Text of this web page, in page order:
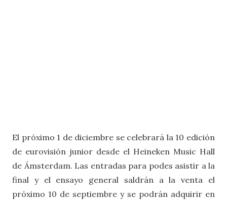
El próximo 1 de diciembre se celebrará la 10 edición
de eurovisión junior desde el Heineken Music Hall
de Ámsterdam. Las entradas para podes asistir a la
final y el ensayo general saldrán a la venta el
próximo 10 de septiembre y se podrán adquirir en